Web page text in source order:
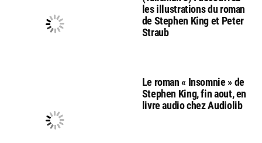
les illustrations du roman
de Stephen King et Peter
Straub
Le roman « Insomnie » de
Stephen King, fin aout, en
livre audio chez Audiolib